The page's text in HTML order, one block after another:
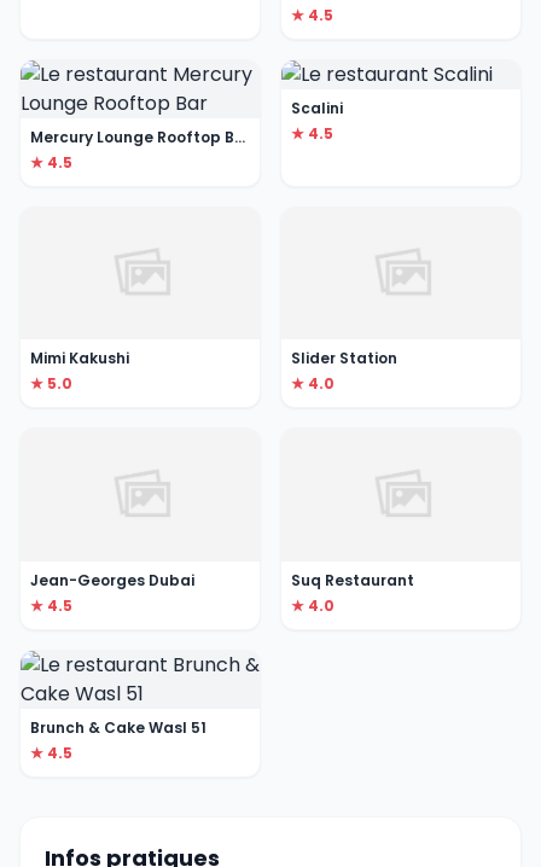
★ 4.5
Mercury Lounge Rooftop Bar
★ 4.5
Scalini
★ 4.5
Mimi Kakushi
★ 5.0
Slider Station
★ 4.0
Jean-Georges Dubai
★ 4.5
Suq Restaurant
★ 4.0
Brunch & Cake Wasl 51
★ 4.5
Infos pratiques